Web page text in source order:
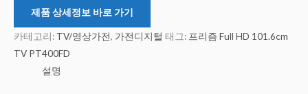
제품 상세정보 바로 가기
카테고리: TV/영상가전, 가전디지털 태그: 프리즘 Full HD 101.6cm
TV PT400FD
설명